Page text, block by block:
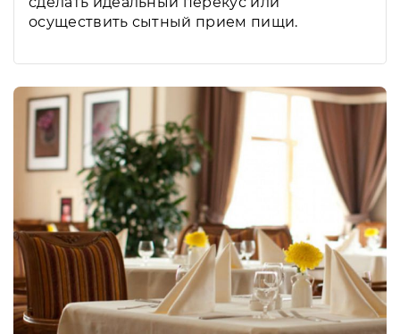
осуществить сытный прием пищи.